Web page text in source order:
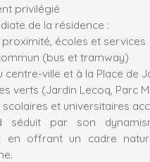
privilégié
de la résidence :
écoles et services
(bus et tramway)
centre-ville et à la Place de
verts (Jardin Lecoq, Parc
et universitaires
séduit par son
en offrant un cadre